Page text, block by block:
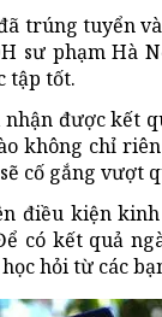
trúng tuyển
sư phạm Hà
tập tốt.
được kết
không chỉ
cố gắng vượt
điều kiện
có kết quả
hỏi từ các